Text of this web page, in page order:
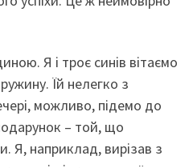
Я і троє синів вітаємо
Їй нелегко з
можливо, підемо до
– той, що
Я, наприклад, вирізав з